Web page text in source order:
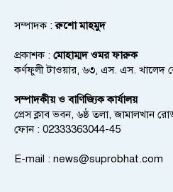
সম্পাদক :রুশো মাহমুদ
প্রকাশক : মোহাম্মদ ওমর ফারুক
কর্ণফুলী টাওয়ার, ৬৩, এস. এস. খালেদ
সম্পাদকীয় ও বাণিজ্যিক কার্যালয়
প্রেস ক্লাব ভবন, ৬ষ্ঠ তলা, জামালখান
ফোন : 02333363044-45
E-mail : news@suprobhat.com